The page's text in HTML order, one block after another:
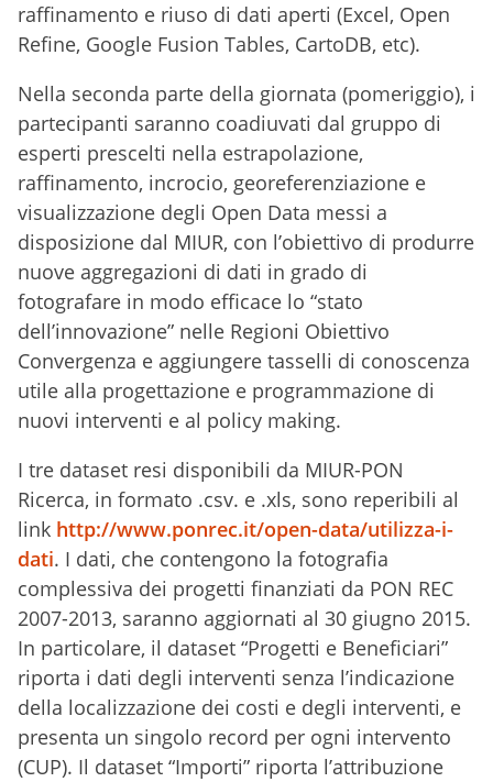
raffinamento e riuso di dati aperti (Excel, Open
Refine, Google Fusion Tables, CartoDB, etc).
Nella seconda parte della giornata (pomeriggio), i
partecipanti saranno coadiuvati dal gruppo di
esperti prescelti nella estrapolazione,
raffinamento, incrocio, georeferenziazione e
visualizzazione degli Open Data messi a
disposizione dal MIUR, con l’obiettivo di produrre
nuove aggregazioni di dati in grado di
fotografare in modo efficace lo “stato
dell’innovazione” nelle Regioni Obiettivo
Convergenza e aggiungere tasselli di conoscenza
utile alla progettazione e programmazione di
nuovi interventi e al policy making.
I tre dataset resi disponibili da MIUR-PON
Ricerca, in formato .csv. e .xls, sono reperibili al
link http://www.ponrec.it/open-data/utilizza-i-
dati. I dati, che contengono la fotografia
complessiva dei progetti finanziati da PON REC
2007-2013, saranno aggiornati al 30 giugno 2015.
In particolare, il dataset “Progetti e Beneficiari”
riporta i dati degli interventi senza l’indicazione
della localizzazione dei costi e degli interventi, e
presenta un singolo record per ogni intervento
(CUP). Il dataset “Importi” riporta l’attribuzione